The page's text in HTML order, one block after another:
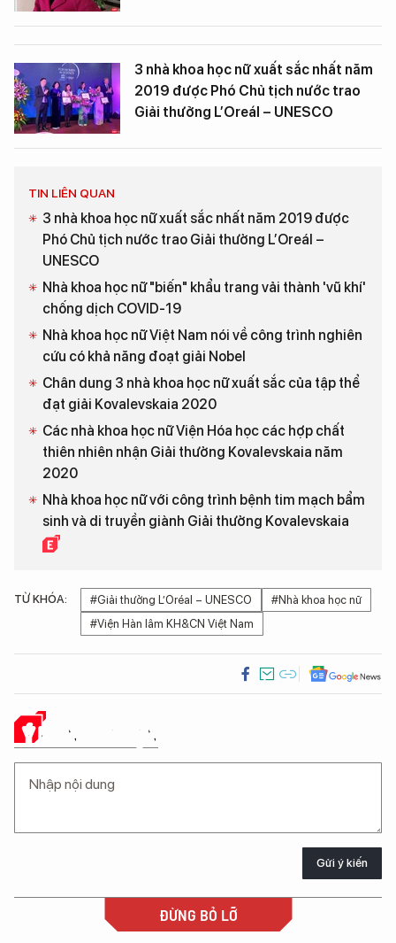
3 nhà khoa học nữ xuất sắc nhất năm
2019 được Phó Chủ tịch nước trao
Giải thưởng L’Oreál – UNESCO
TIN LIÊN QUAN
3 nhà khoa học nữ xuất sắc nhất năm 2019 được
Phó Chủ tịch nước trao Giải thưởng L’Oreál –
UNESCO
Nhà khoa học nữ "biến" khẩu trang vải thành 'vũ khí'
chống dịch COVID-19
Nhà khoa học nữ Việt Nam nói về công trình nghiên
cứu có khả năng đoạt giải Nobel
Chân dung 3 nhà khoa học nữ xuất sắc của tập thể
đạt giải Kovalevskaia 2020
Các nhà khoa học nữ Viện Hóa học các hợp chất
thiên nhiên nhận Giải thưởng Kovalevskaia năm
2020
Nhà khoa học nữ với công trình bệnh tim mạch bẩm
sinh và di truyền giành Giải thưởng Kovalevskaia
TỪ KHÓA: #Giải thưởng L’Oréal – UNESCO
#Nhà khoa học nữ
#Viện Hàn lâm KH&CN Việt Nam
Ý KIẾN CỦA BẠN
Gửi ý kiến
ĐỪNG BỎ LỠ